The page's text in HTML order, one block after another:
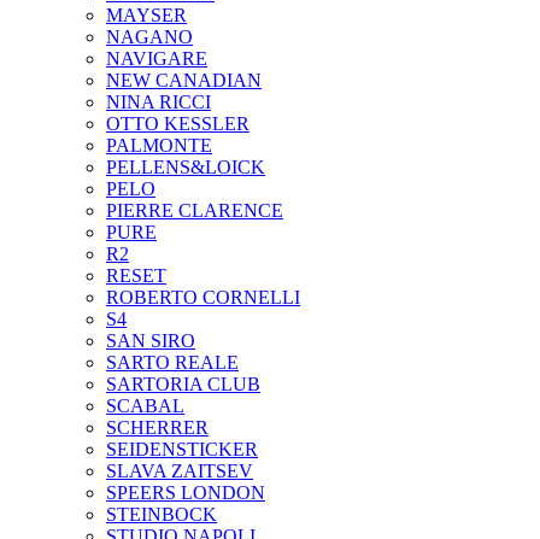
MAYSER
NAGANO
NAVIGARE
NEW CANADIAN
NINA RICCI
OTTO KESSLER
PALMONTE
PELLENS&LOICK
PELO
PIERRE CLARENCE
PURE
R2
RESET
ROBERTO CORNELLI
S4
SAN SIRO
SARTO REALE
SARTORIA CLUB
SCABAL
SCHERRER
SEIDENSTICKER
SLAVA ZAITSEV
SPEERS LONDON
STEINBOCK